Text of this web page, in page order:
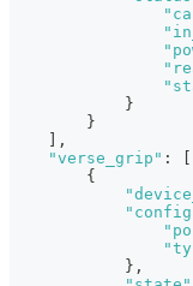
}
}
,
"verse_grip" :
{
} ,